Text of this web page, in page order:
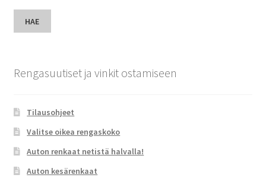
HAE
Rengasuutiset ja vinkit ostamiseen
Tilausohjeet
Valitse oikea rengaskoko
Auton renkaat netistä halvalla!
Auton kesärenkaat